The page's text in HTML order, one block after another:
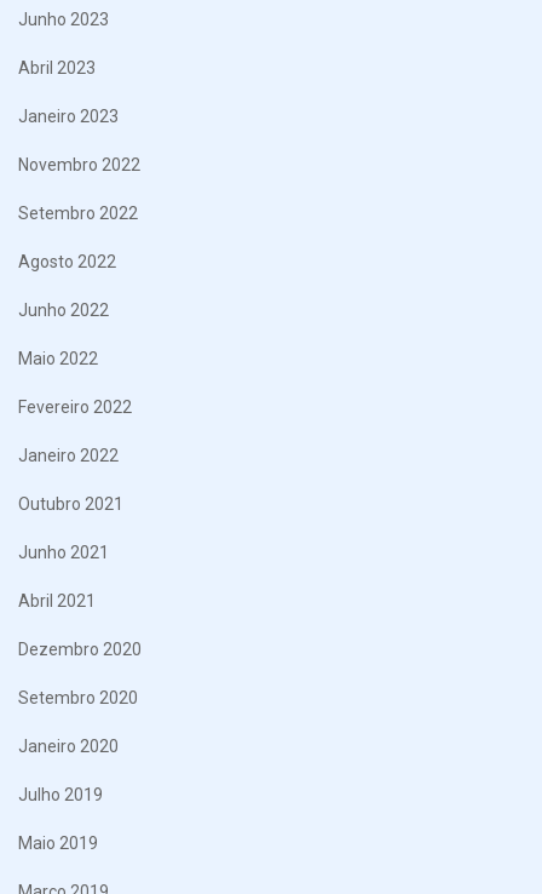
Junho 2023
Abril 2023
Janeiro 2023
Novembro 2022
Setembro 2022
Agosto 2022
Junho 2022
Maio 2022
Fevereiro 2022
Janeiro 2022
Outubro 2021
Junho 2021
Abril 2021
Dezembro 2020
Setembro 2020
Janeiro 2020
Julho 2019
Maio 2019